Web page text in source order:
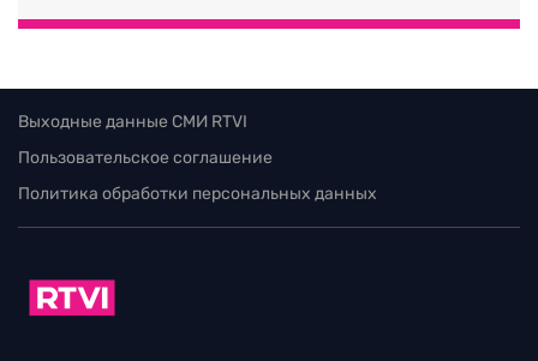
Выходные данные СМИ RTVI
Пользовательское соглашение
Политика обработки персональных данных